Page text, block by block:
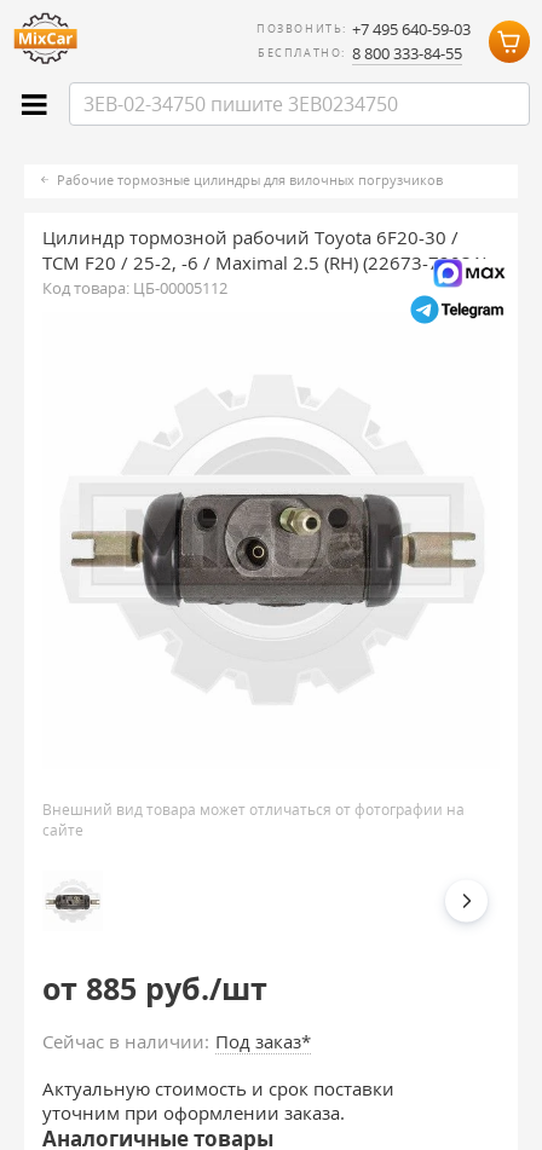
ПОЗВОНИТЬ: +7 495 640-59-03
БЕСПЛАТНО: 8 800 333-84-55
Рабочие тормозные цилиндры для вилочных погрузчиков
Цилиндр тормозной рабочий Toyota 6F20-30 /
TCM F20 / 25-2, -6 / Maximal 2.5 (RH) (22673-72031)
Код товара: ЦБ-00005112
Внешний вид товара может отличаться от фотографии на
сайте
от 885 руб./шт
Сейчас в наличии: Под заказ*
Актуальную стоимость и срок поставки
уточним при оформлении заказа.
Аналогичные товары